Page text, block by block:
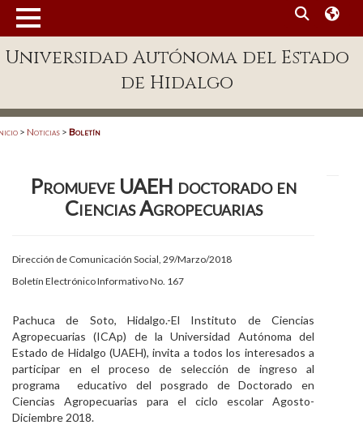
Enlaces
Patronato
Publicaciones en línea
Acreditación Internacional
Alumnado
Aspirantes
Personal
Alumni
Universidad Autónoma del Estado
de Hidalgo
> Noticias > Boletín
Promueve UAEH doctorado en
Ciencias Agropecuarias
Dirección de Comunicación Social, 29/Marzo/2018
Boletín Electrónico Informativo No. 167
Pachuca de Soto, Hidalgo.-El Instituto de Ciencias
Agropecuarias (ICAp) de la Universidad Autónoma del
Estado de Hidalgo (UAEH), invita a todos los interesados a
participar en el proceso de selección de ingreso al
programa educativo del posgrado de Doctorado en
Ciencias Agropecuarias para el ciclo escolar Agosto-
Diciembre 2018.